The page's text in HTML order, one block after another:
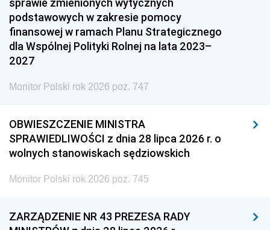
podstawowych w zakresie pomocy
finansowej w ramach Planu Strategicznego
dla Wspólnej Polityki Rolnej na lata 2023–
2027
Monitor Polski rok 2026 poz. 747
OBWIESZCZENIE MINISTRA
SPRAWIEDLIWOŚCI z dnia 28 lipca 2026 r. o
wolnych stanowiskach sędziowskich
Monitor Polski rok 2026 poz. 745
ZARZĄDZENIE NR 43 PREZESA RADY